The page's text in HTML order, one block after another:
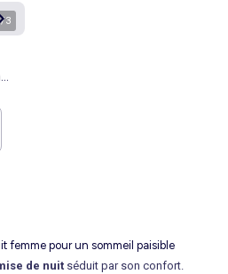
/3
femme pour un sommeil paisible
de nuit séduit par son confort.